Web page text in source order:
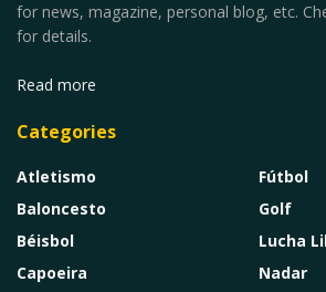
for news, magazine, personal blog, etc.
for details.
Read more
Categories
Atletismo
Baloncesto
Béisbol
Capoeira
Fútbol
Golf
Lucha
Nadar